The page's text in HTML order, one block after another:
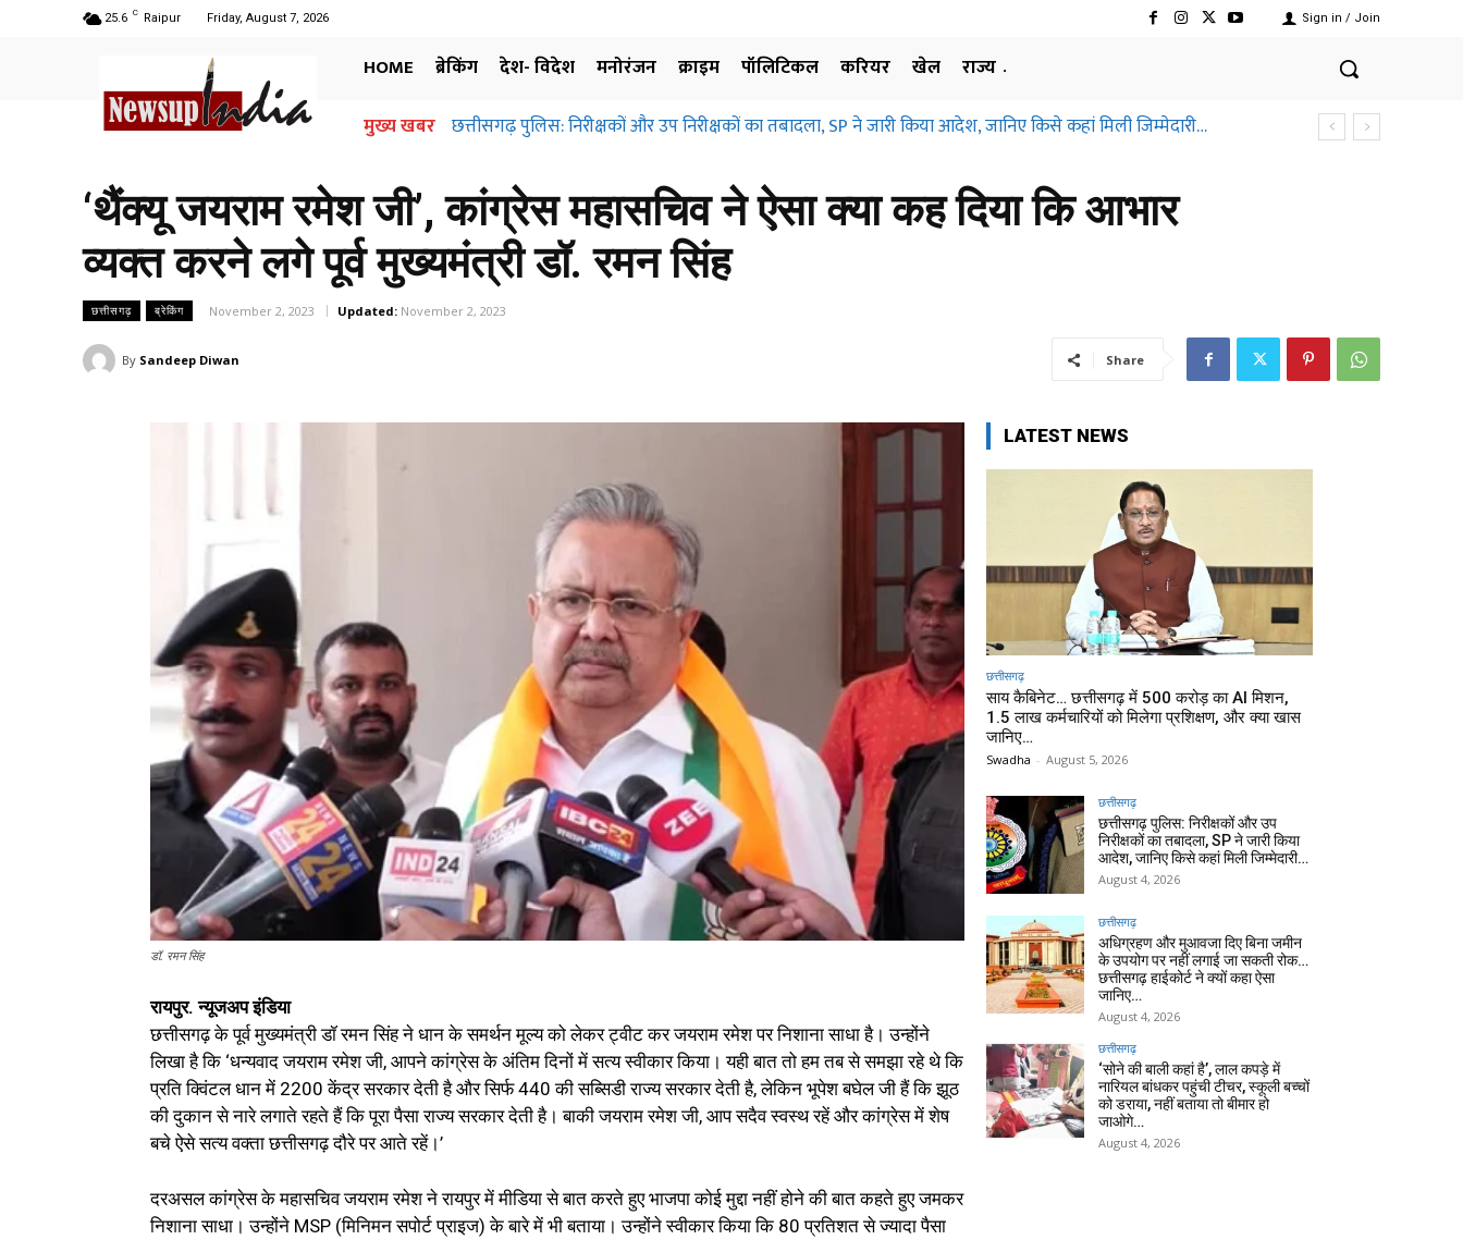
25.6 C Raipur Friday, August 7, 2026 Sign in / Join
HOME ब्रेकिंग देश- विदेश मनोरंजन क्राइम पॉलिटिकल करियर खेल
राज्य
मुख्य खबर छत्तीसगढ़ पुलिस: निरीक्षकों और उप निरीक्षकों का तबादला, SP ने जारी किया आदेश, जानिए किसे कहां मिली जिम्मेदारी…
अधिग्रहण और मुआवजा दिए बिना जमीन के उपयोग पर नहीं लगाई जा सकती रोक… छत्तीसगढ़ हाईकोर्ट ने क्यों कहा ऐसा
‘थैंक्यू जयराम रमेश जी’, कांग्रेस महासचिव ने ऐसा क्‍या कह दिया कि आभार
व्यक्त करने लगे पूर्व मुख्यमंत्री डॉ. रमन सिंह
छत्तीसगढ़ ब्रेकिंग November 2, 2023 Updated: November 2, 2023
By Sandeep Diwan Share
डॉ. रमन सिंह
रायपुर. न्यूजअप इंडिया
छत्तीसगढ़ के पूर्व मुख्यमंत्री डॉ रमन सिंह ने धान के समर्थन मूल्य को लेकर ट्वीट कर जयराम रमेश पर निशाना साधा है। उन्होंने
लिखा है कि ‘धन्यवाद जयराम रमेश जी, आपने कांग्रेस के अंतिम दिनों में सत्य स्वीकार किया। यही बात तो हम तब से समझा रहे थे कि
प्रति क्विंटल धान में ₹2200 केंद्र सरकार देती है और सिर्फ ₹440 की सब्सिडी राज्य सरकार देती है, लेकिन भूपेश बघेल जी हैं कि झूठ
की दुकान से नारे लगाते रहते हैं कि पूरा पैसा राज्य सरकार देती है। बाकी जयराम रमेश जी, आप सदैव स्वस्थ रहें और कांग्रेस में शेष
बचे ऐसे सत्य वक्ता छत्तीसगढ़ दौरे पर आते रहें।’
दरअसल कांग्रेस के महासचिव जयराम रमेश ने रायपुर में मीडिया से बात करते हुए भाजपा कोई मुद्दा नहीं होने की बात कहते हुए जमकर
निशाना साधा। उन्होंने MSP (मिनिमन सपोर्ट प्राइज) के बारे में भी बताया। उन्होंने स्वीकार किया कि 80 प्रतिशत से ज्यादा पैसा
LATEST NEWS
छत्तीसगढ़
साय कैबिनेट… छत्तीसगढ़ में 500 करोड़ का AI मिशन,
1.5 लाख कर्मचारियों को मिलेगा प्रशिक्षण, और क्या खास
जानिए…
Swadha - August 5, 2026
छत्तीसगढ़
छत्तीसगढ़ पुलिस: निरीक्षकों और उप
निरीक्षकों का तबादला, SP ने जारी किया
आदेश, जानिए किसे कहां मिली जिम्मेदारी…
August 4, 2026
छत्तीसगढ़
अधिग्रहण और मुआवजा दिए बिना जमीन
के उपयोग पर नहीं लगाई जा सकती रोक…
छत्तीसगढ़ हाईकोर्ट ने क्यों कहा ऐसा
जानिए…
August 4, 2026
छत्तीसगढ़
‘सोने की बाली कहां है’, लाल कपड़े में
नारियल बांधकर पहुंची टीचर, स्कूली बच्चों
को डराया, नहीं बताया तो बीमार हो
जाओगे…
August 4, 2026